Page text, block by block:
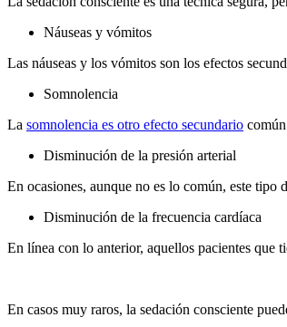
Náuseas y vómitos
Las náuseas y los vómitos son los efectos
Somnolencia
La somnolencia es otro efecto secundario
Disminución de la presión arterial
En ocasiones, aunque no es lo común, este tipo
Disminución de la frecuencia cardíaca
En línea con lo anterior, aquellos pacientes que
En casos muy raros, la sedación consciente